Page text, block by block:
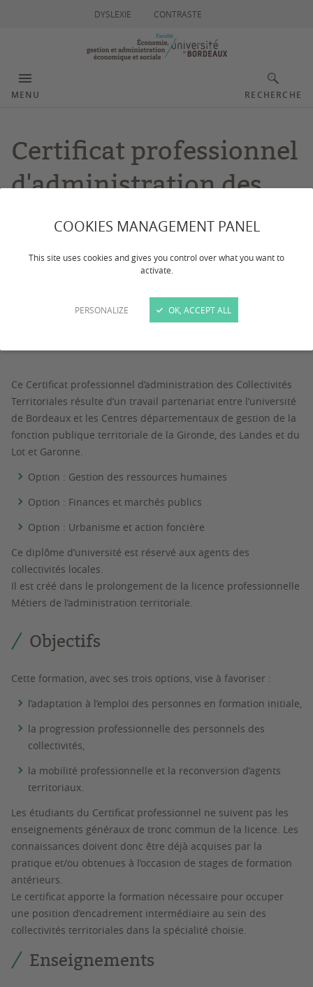
COOKIES MANAGEMENT PANEL
This site uses cookies and gives you control over what you want to
activate.
PERSONALIZE OK, ACCEPT ALL
DYSLEXIE CONTRASTE
MENU RECHERCHE
Certificat professionnel
d'administration des
collectivités
territoriales
le 04/03/2025
Ce Certificat professionnel d’administration des Collectivités
Territoriales résulte d’un travail partenariat entre l’université
de Bordeaux et les Centres départementaux de gestion de la
fonction publique territoriale de la Gironde, des Landes et du
Lot et Garonne.
Option : Gestion des ressources humaines
Option : Finances et marchés publics
Option : Urbanisme et action foncière
Ce diplôme d’université est réservé aux agents des
collectivités locales.
Il est créé dans le prolongement de la licence professionnelle
Métiers de l’administration territoriale.
Objectifs
Cette formation, avec ses trois options, vise à favoriser :
l’adaptation à l’emploi des personnes en formation initiale,
la progression professionnelle des personnels des
collectivités,
la mobilité professionnelle et la reconversion d’agents
territoriaux.
Les étudiants du Certificat professionnel ne suivent pas les
enseignements généraux de tronc commun de la licence. Les
connaissances doivent donc être déjà acquises par la
pratique et/ou obtenues à l’occasion de stages de formation
antérieurs.
Le certificat apporte la formation nécessaire pour occuper
une position d’encadrement intermédiaire au sein des
collectivités territoriales dans la spécialité choisie.
Enseignements